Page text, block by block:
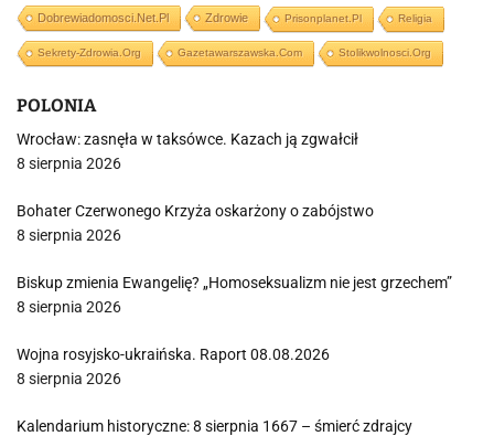
Dobrewiadomosci.net.pl Zdrowie Prisonplanet.pl Religia
Sekrety-Zdrowia.org Gazetawarszawska.com Stolikwolnosci.org
POLONIA
Wrocław: zasnęła w taksówce. Kazach ją zgwałcił
8 sierpnia 2026
Bohater Czerwonego Krzyża oskarżony o zabójstwo
8 sierpnia 2026
Biskup zmienia Ewangelię? „Homoseksualizm nie jest grzechem”
8 sierpnia 2026
Wojna rosyjsko-ukraińska. Raport 08.08.2026
8 sierpnia 2026
Kalendarium historyczne: 8 sierpnia 1667 – śmierć zdrajcy